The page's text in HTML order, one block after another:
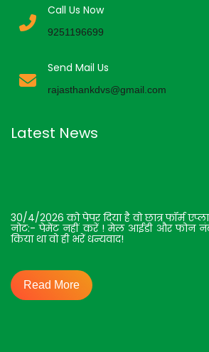
Call Us Now
9251196699
Send Mail Us
rajasthankdvs@gmail.com
Latest News
30/4/2026 को पेपर दिया है वो छात्र फॉर्म
नोट:- पेमेंट नहीं करें ! मेल आईडी और फोन
किया था वो ही भरें धन्यवाद!
Read More